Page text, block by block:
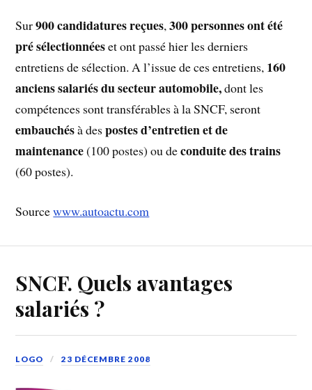
Sur900 candidatures reçues,300 personnes ont été
pré sélectionnéeset ont passé hier les derniers
entretiens de sélection. A l’issue de ces entretiens, 160
anciens salariés du secteur automobile,dont les
compétences sont transférables à la SNCF, seront
embauchésà despostes d’entretien et de
maintenance(100 postes) ou deconduite des trains
(60 postes).
Sourcewww.autoactu.com
SNCF. Quels avantages
salariés ?
LOGO 23 DÉCEMBRE 2008